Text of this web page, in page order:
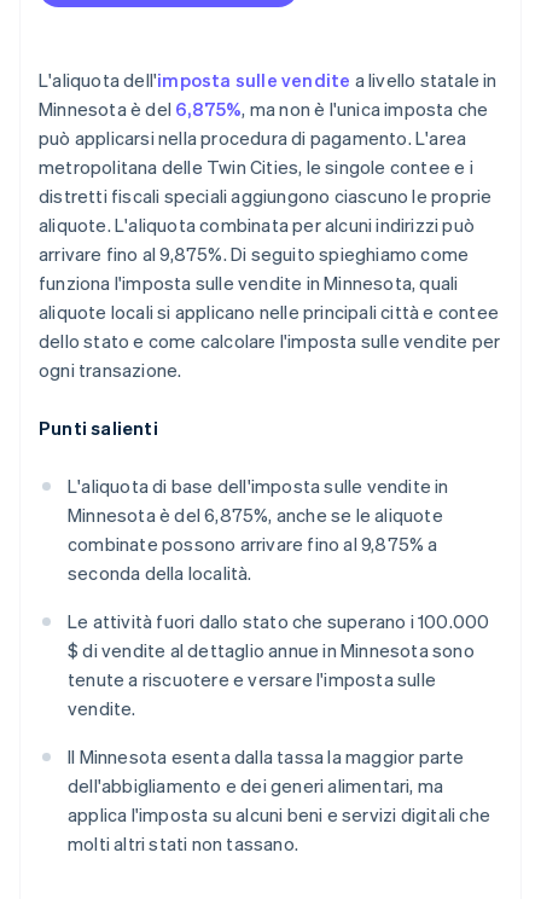
L'aliquota dell'imposta sulle vendite a livello statale in
Minnesota è del 6,875%, ma non è l'unica imposta che
può applicarsi nella procedura di pagamento. L'area
metropolitana delle Twin Cities, le singole contee e i
distretti fiscali speciali aggiungono ciascuno le proprie
aliquote. L'aliquota combinata per alcuni indirizzi può
arrivare fino al 9,875%. Di seguito spieghiamo come
funziona l'imposta sulle vendite in Minnesota, quali
aliquote locali si applicano nelle principali città e contee
dello stato e come calcolare l'imposta sulle vendite per
ogni transazione.
Punti salienti
L'aliquota di base dell'imposta sulle vendite in
Minnesota è del 6,875%, anche se le aliquote
combinate possono arrivare fino al 9,875% a
seconda della località.
Le attività fuori dallo stato che superano i 100.000
$ di vendite al dettaglio annue in Minnesota sono
tenute a riscuotere e versare l'imposta sulle
vendite.
Il Minnesota esenta dalla tassa la maggior parte
dell'abbigliamento e dei generi alimentari, ma
applica l'imposta su alcuni beni e servizi digitali che
molti altri stati non tassano.